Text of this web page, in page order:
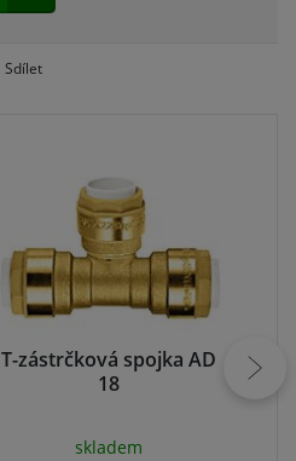
Sdílet
T-zástrčková spojka AD
18
skladem